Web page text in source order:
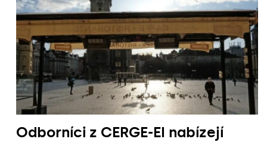
Odborníci z CERGE-EI nabízejí